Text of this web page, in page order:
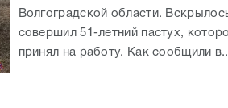
Волгоградской области.
совершил 51-летний пастух,
принял на работу. Как сообщили